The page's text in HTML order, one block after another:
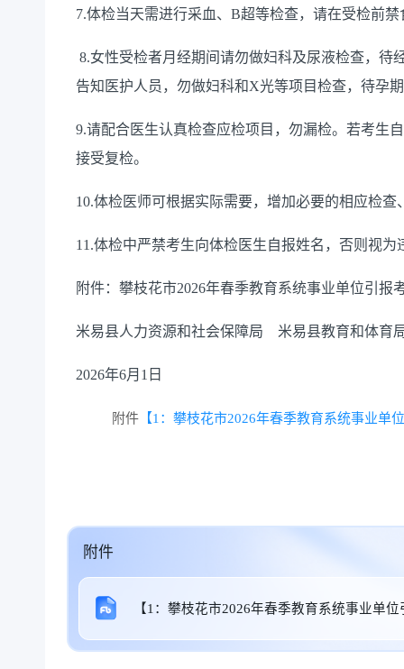
7.体检当天需进行采血、B超等检查，请在受检
8.女性受检者月经期间请勿做妇科及尿液检查，待
告知医护人员，勿做妇科和X光等项目检查，待
9.请配合医生认真检查应检项目，勿漏检。若考生
接受复检。
10.体检医师可根据实际需要，增加必要的相应
11.体检中严禁考生向体检医生自报姓名，否则视为
附件：攀枝花市2026年春季教育系统事业单位引报
米易县人力资源和社会保障局 米易县教育和体育
2026年6月1日
附件 【1：攀枝花市2026年春季教育系统事业单
附件
【1：攀枝花市2026年春季教育系统事业单